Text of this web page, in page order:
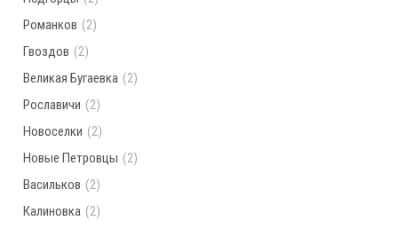
Романков (2)
Гвоздов (2)
Великая Бугаевка (2)
Рославичи (2)
Новоселки (2)
Новые Петровцы (2)
Васильков (2)
Калиновка (2)